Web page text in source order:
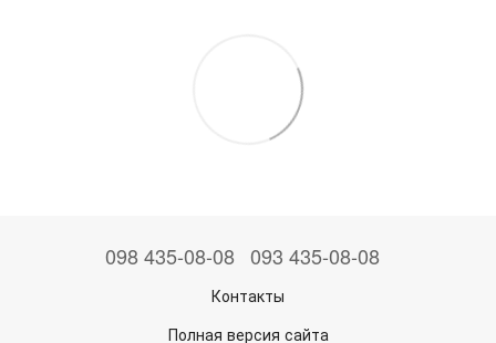
098 435-08-08 093 435-08-08
Контакты
Полная версия сайта